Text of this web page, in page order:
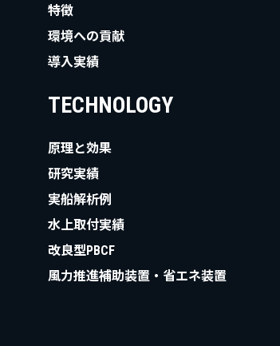
特徴
環境への貢献
導入実績
TECHNOLOGY
原理と効果
研究実績
実船解析例
水上取付実績
改良型PBCF
風力推進補助装置・省エネ装置